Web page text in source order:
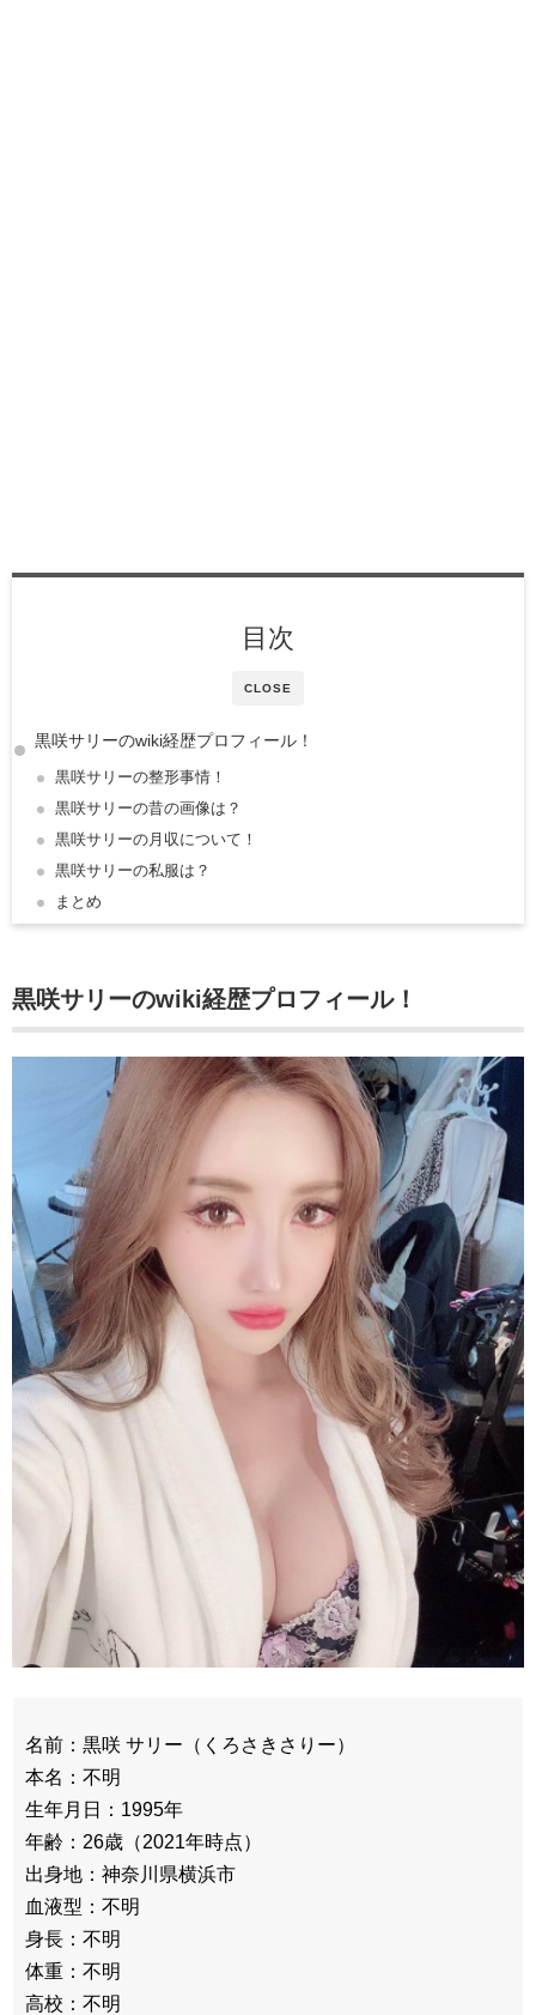
CLOSE
目次
黒咲サリーのwiki経歴プロフィール！
黒咲サリーの整形事情！
黒咲サリーの昔の画像は？
黒咲サリーの月収について！
黒咲サリーの私服は？
まとめ
黒咲サリーのwiki経歴プロフィール！
名前：黒咲 サリー（くろさきさりー）
本名：不明
生年月日：1995年
年齢：26歳（2021年時点）
出身地：神奈川県横浜市
血液型：不明
身長：不明
体重：不明
高校：不明